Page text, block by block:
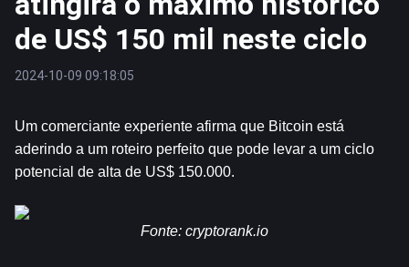
de US$ 150 mil neste ciclo
2024-10-09 09:18:05
Um comerciante experiente afirma que Bitcoin está
aderindo a um roteiro perfeito que pode levar a um ciclo
potencial de alta de US$ 150.000.
Fonte: cryptorank.io